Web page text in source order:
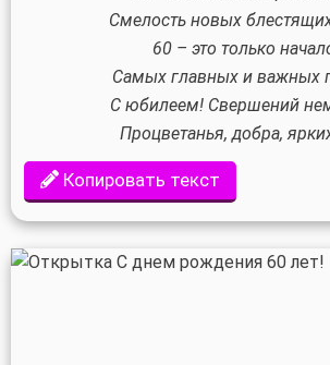
Смелость новых
60 – это только
Самых главных и важных
С юбилеем! Свершений
Процветанья, добра,
Копировать текст